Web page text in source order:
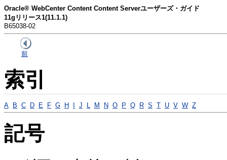
Oracle® WebCenter Content Content Serverユーザーズ・ガイド
11gリリース1(11.1.1)
B65038-02
前
索引
A B C D E F G H J M N O P Q R S T U V W Z
記号